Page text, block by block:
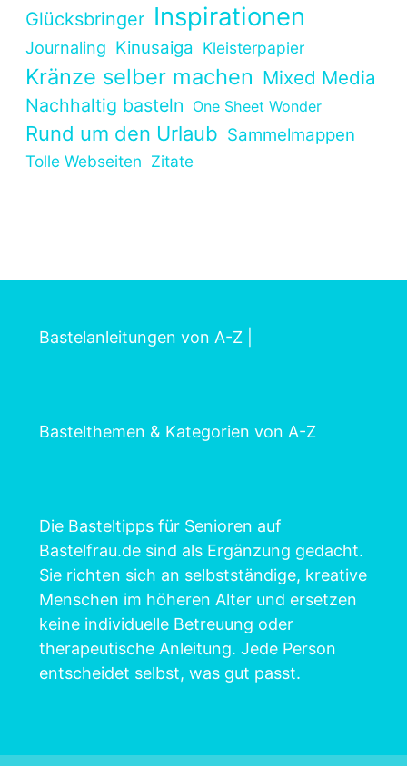
Glücksbringer Inspirationen
Journaling Kinusaiga Kleisterpapier
Kränze selber machen Mixed Media
Nachhaltig basteln One Sheet Wonder
Rund um den Urlaub Sammelmappen
Tolle Webseiten Zitate
Bastelanleitungen von A-Z|
Bastelthemen & Kategorien von A-Z
Die Basteltipps für Senioren auf
Bastelfrau.de sind als Ergänzung gedacht.
Sie richten sich an selbstständige, kreative
Menschen im höheren Alter und ersetzen
keine individuelle Betreuung oder
therapeutische Anleitung. Jede Person
entscheidet selbst, was gut passt.